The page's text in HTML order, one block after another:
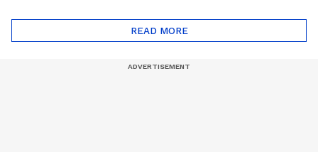
ഒറിയോണിന്റെ യാത്ര
ആരംഭിച്ചു
READ MORE